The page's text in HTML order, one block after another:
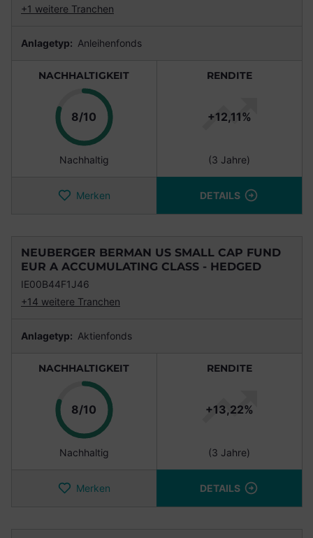
+1 weitere Tranchen
Anlagetyp: Anleihenfonds
NACHHALTIGKEIT
8/10 Punkte
Nachhaltig
RENDITE
+12,11%
(3 Jahre)
Merken DETAILS
NEUBERGER BERMAN US SMALL CAP FUND
EUR A ACCUMULATING CLASS - HEDGED
IE00B44F1J46
+14 weitere Tranchen
Anlagetyp: Aktienfonds
NACHHALTIGKEIT
8/10 Punkte
Nachhaltig
RENDITE
+13,22%
(3 Jahre)
Merken DETAILS